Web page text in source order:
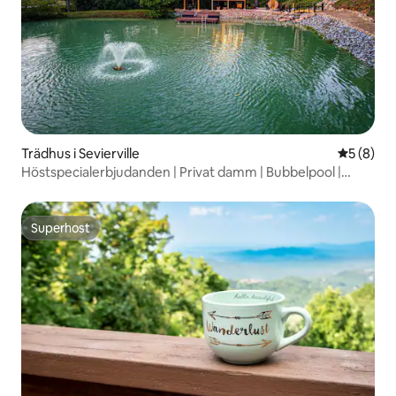
Trädhus i Sevierville 5 av 5 i
5 (8)
Höstspecialerbjudanden | Privat damm | Bubbelpool |
Superhost
Superhost